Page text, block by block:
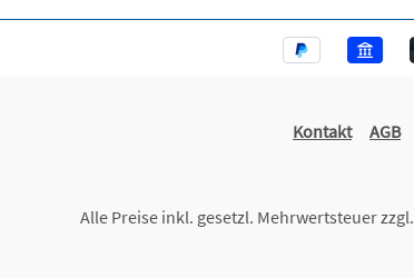
Kontakt AGB
Alle Preise inkl. gesetzl. Mehrwertsteuer zzgl.